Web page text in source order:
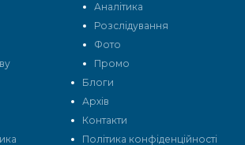
Аналітика
Розслідування
Фото
Промо
Блоги
Архів
Контакти
Політика конфіденційності